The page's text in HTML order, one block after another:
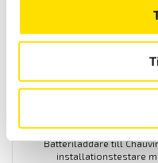
Batteriladdare till
installationstestare